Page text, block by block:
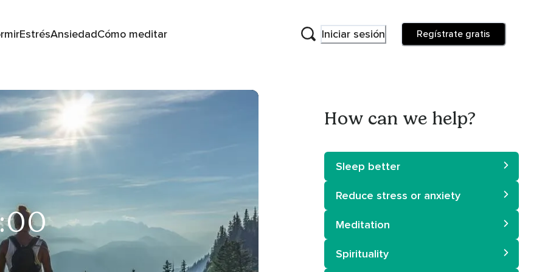
EstrésAnsiedadCómo meditar Iniciar sesión Regístrate gratis
How can we help?
Sleep better
Reduce stress or anxiety
Meditation
Spirituality